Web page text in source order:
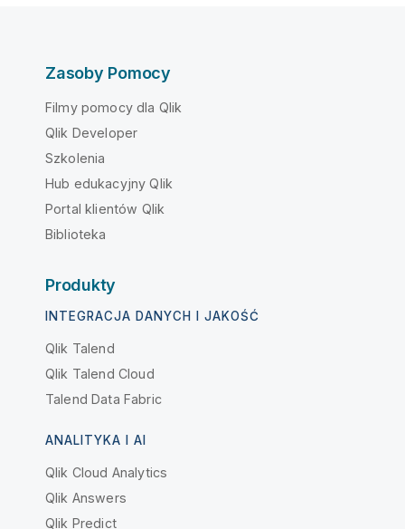
Zasoby Pomocy
Filmy pomocy dla Qlik
Qlik Developer
Szkolenia
Hub edukacyjny Qlik
Portal klientów Qlik
Biblioteka
Produkty
INTEGRACJA DANYCH I JAKOŚĆ
Qlik Talend
Qlik Talend Cloud
Talend Data Fabric
ANALITYKA I AI
Qlik Cloud Analytics
Qlik Answers
Qlik Predict